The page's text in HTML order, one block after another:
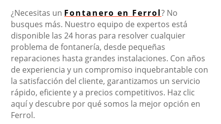
¿Necesitas un Fontanero en Ferrol? No
busques más. Nuestro equipo de expertos está
disponible las 24 horas para resolver cualquier
problema de fontanería, desde pequeñas
reparaciones hasta grandes instalaciones. Con años
de experiencia y un compromiso inquebrantable con
la satisfacción del cliente, garantizamos un servicio
rápido, eficiente y a precios competitivos. Haz clic
aquí y descubre por qué somos la mejor opción en
Ferrol.